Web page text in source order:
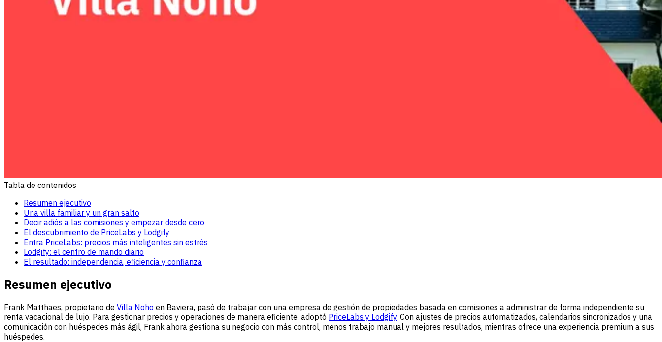
Tabla de contenidos
Resumen ejecutivo
Una villa familiar y un gran salto
Decir adiós a las comisiones y empezar desde cero
El descubrimiento de PriceLabs y Lodgify
Entra PriceLabs: precios más inteligentes sin estrés
Lodgify: el centro de mando diario
El resultado: independencia, eficiencia y confianza
Resumen ejecutivo
Frank Matthaes, propietario de Villa Noho en Baviera, pasó de trabajar con una empresa de gestión de propiedades basada en comisiones a administrar de forma independiente su
renta vacacional de lujo. Para gestionar precios y operaciones de manera eficiente, adoptó PriceLabs y Lodgify. Con ajustes de precios automatizados, calendarios sincronizados y una
comunicación con huéspedes más ágil, Frank ahora gestiona su negocio con más control, menos trabajo manual y mejores resultados, mientras ofrece una experiencia premium a sus
huéspedes.